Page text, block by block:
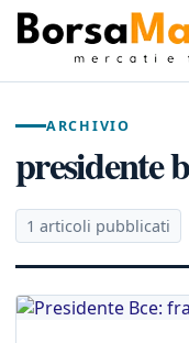
ARCHIVIO
presidente
1 articoli pubblicati